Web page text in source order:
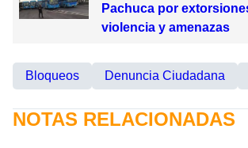
Pachuca por
violencia y amenazas
Bloqueos Denuncia Ciudadana
NOTAS RELACIONADAS